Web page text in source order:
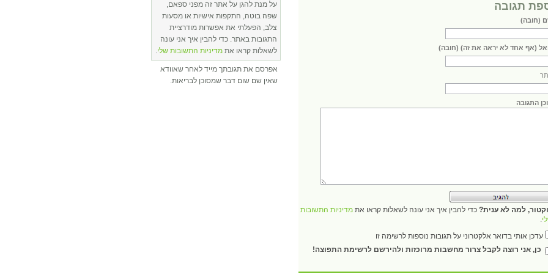
תגובה
(חובה)
(אף אחד לא יראה את זה) (חובה)
התגובה
למה לא ענית? כדי להבין איך אני עונה לשאלות קראו את מדיניות התשובות
.
עדכן אותי בדואר אלקטרוני על תגובות נוספות לרשימה זו
כן, אני רוצה לקבל צרור מחשבות מרוכזות ולהירשם לרשימת התפוצה!
על מנת להגן על אתר זה מפני ספאם,
שפה בוטה, התקפות אישיות או מסעות
צלב, הפעלתי את אפשרות מודרציית
התגובות באתר. כדי להבין איך אני עונה
לשאלות קראו את מדיניות התשובות שלי.
אפרסם את תגובתך מייד לאחר שאוודא
שאין שם שום דבר שמסוכן לבריאות.